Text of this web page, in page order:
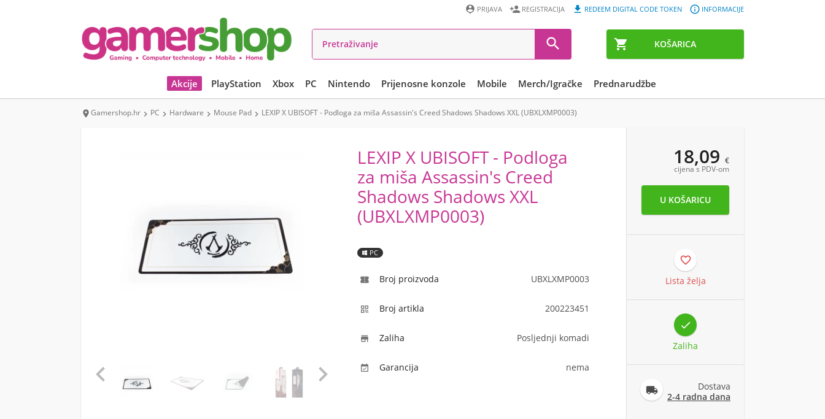
 KOŠARICA
 INFORMACIJE
 REDEEM DIGITAL CODE TOKEN
 REGISTRACIJA
 PRIJAVA

Akcije PlayStation Xbox PC Nintendo Prijenosne konzole Mobile Merch/Igračke Prednarudžbe
Gamershop.hr  PC  Hardware  Mouse Pad  LEXIP X UBISOFT - Podloga za miša Assassin's Creed Shadows Shadows XXL (UBXLXMP0003)
 
LEXIP X UBISOFT - Podloga
za miša Assassin's Creed
Shadows Shadows XXL
(UBXLXMP0003)
PC
 Broj proizvoda UBXLXMP0003
 Broj artikla 200223451
 Zaliha Posljednji komadi
 Garancija nema
18,09 €
cijena s PDV-om

Lista želja

Zaliha

Dostava
2-4 radna dana